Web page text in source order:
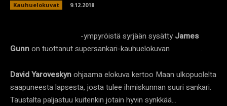
Kauhuelokuvat 9.12.2018
-ympyröistä syrjään sysätty James
Gunnon tuottanut supersankari-kauhuelokuvan .
David Yaroveskynohjaama elokuva kertoo Maan ulkopuolelta
saapuneesta lapsesta, josta tulee ihmiskunnan suuri sankari.
Taustalta paljastuu kuitenkin jotain hyvin synkkää…